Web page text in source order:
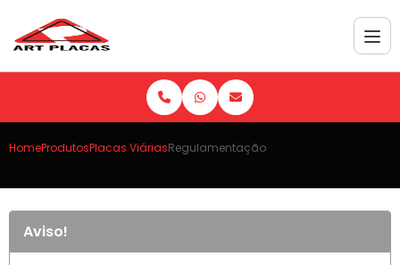
HomeProdutosPlacas ViáriasRegulamentação
Aviso!